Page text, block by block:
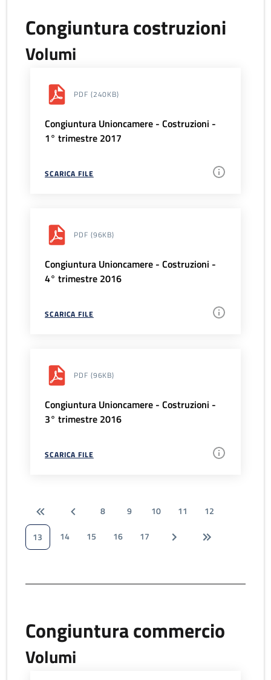
Congiuntura costruzioni
Volumi
PDF (240KB)
Congiuntura Unioncamere - Costruzioni -
1° trimestre 2017
SCARICA FILE
PDF (96KB)
Congiuntura Unioncamere - Costruzioni -
4° trimestre 2016
SCARICA FILE
PDF (96KB)
Congiuntura Unioncamere - Costruzioni -
3° trimestre 2016
SCARICA FILE
8 9 10 11
12
13
14 15 16 17
Congiuntura commercio
Volumi